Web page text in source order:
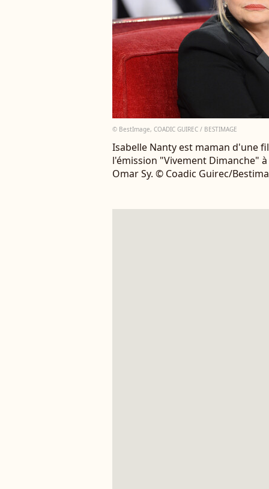
© BestImage, COADIC GUIREC / BESTIMAGE
Isabelle Nanty est maman d'une
l'émission "Vivement Dimanche"
Omar Sy. © Coadic Guirec/